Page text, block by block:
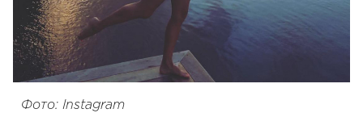
Фото: Instagram